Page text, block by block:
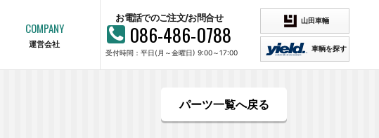
COMPANY
運営会社
お電話でのご注文/お問合せ
086-486-0788
受付時間：平日(月～金曜日) 9:00～17:00
山田車輛
車輌を探す
パーツ一覧へ戻る